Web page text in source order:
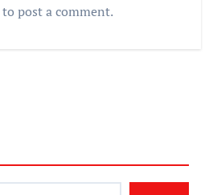
to post a comment.